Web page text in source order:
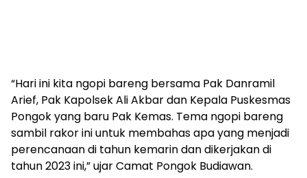
“Hari ini kita ngopi bareng bersama Pak Danramil
Arief, Pak Kapolsek Ali Akbar dan Kepala Puskesmas
Pongok yang baru Pak Kemas. Tema ngopi bareng
sambil rakor ini untuk membahas apa yang menjadi
perencanaan di tahun kemarin dan dikerjakan di
tahun 2023 ini,” ujar Camat Pongok Budiawan.